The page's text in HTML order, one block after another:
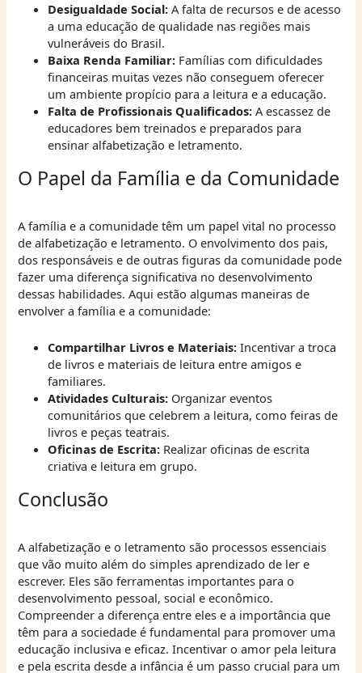
Desigualdade Social:A falta de recursos e de acesso
a uma educação de qualidade nas regiões mais
vulneráveis do Brasil.
Baixa Renda Familiar:Famílias com dificuldades
financeiras muitas vezes não conseguem oferecer
um ambiente propício para a leitura e a educação.
Falta de Profissionais Qualificados:A escassez de
educadores bem treinados e preparados para
ensinar alfabetização e letramento.
O Papel da Família e da Comunidade
A família e a comunidade têm um papel vital no processo
de alfabetização e letramento. O envolvimento dos pais,
dos responsáveis e de outras figuras da comunidade pode
fazer uma diferença significativa no desenvolvimento
dessas habilidades. Aqui estão algumas maneiras de
envolver a família e a comunidade:
Compartilhar Livros e Materiais:Incentivar a troca
de livros e materiais de leitura entre amigos e
familiares.
Atividades Culturais:Organizar eventos
comunitários que celebrem a leitura, como feiras de
livros e peças teatrais.
Oficinas de Escrita:Realizar oficinas de escrita
criativa e leitura em grupo.
Conclusão
A alfabetização e o letramento são processos essenciais
que vão muito além do simples aprendizado de ler e
escrever. Eles são ferramentas importantes para o
desenvolvimento pessoal, social e econômico.
Compreender a diferença entre eles e a importância que
têm para a sociedade é fundamental para promover uma
educação inclusiva e eficaz. Incentivar o amor pela leitura
e pela escrita desde a infância é um passo crucial para um